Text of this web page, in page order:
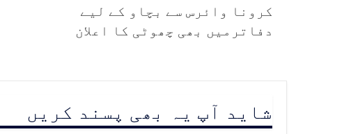
کرونا وائرس سے بچاو کے لیے
دفاترمیں بھی چھوٹی کا اعلان
شاید آپ یہ بھی پسند کریں